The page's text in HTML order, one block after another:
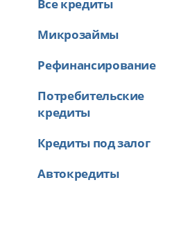
Все кредиты
Микрозаймы
Рефинансирование
Потребительские
кредиты
Кредиты под залог
Автокредиты